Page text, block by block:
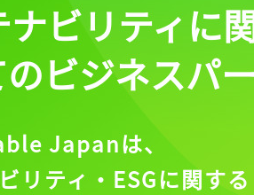
ナビリティに
のビジネスパ
Japanは、
リティ・ESGに関する